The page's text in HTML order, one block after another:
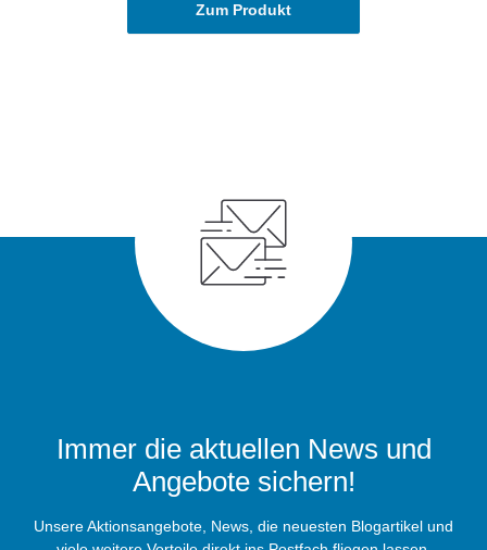
Zum Produkt
Immer die aktuellen News und
Angebote sichern!
Unsere Aktionsangebote, News, die neuesten Blogartikel und